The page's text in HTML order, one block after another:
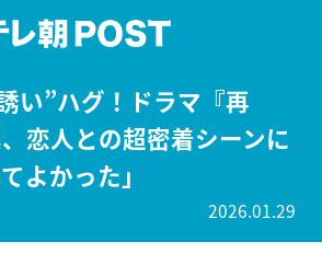
い”ハグ！ドラマ『再
恋人との超密着シーンに
よかった」
2026.01.29